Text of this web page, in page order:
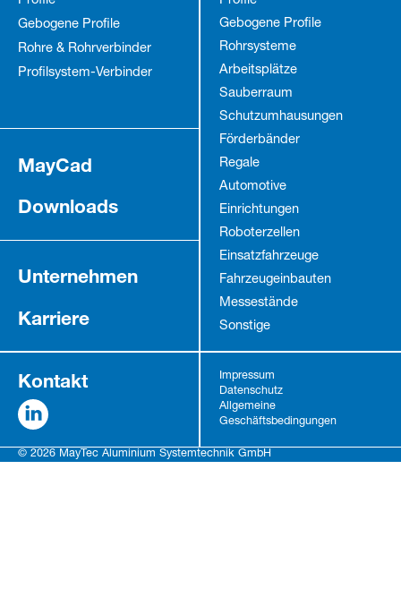
Gebogene Profile
Rohre & Rohrverbinder
Profilsystem-Verbinder
Gebogene Profile
Rohrsysteme
Arbeitsplätze
Sauberraum
Schutz­umhausungen
Förderbänder
Regale
Automotive
Einrichtungen
Roboterzellen
Einsatzfahrzeuge
Fahrzeug­einbauten
Messestände
Sonstige
MayCad
Downloads
Unternehmen
Karriere
Kontakt
Impressum
Datenschutz
Allgemeine
Geschäftsbedingungen
© 2026 MayTec Aluminium Systemtechnik GmbH